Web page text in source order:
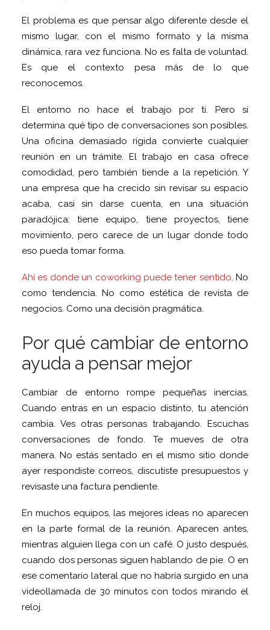
El problema es que pensar algo diferente desde el
mismo lugar, con el mismo formato y la misma
dinámica, rara vez funciona. No es falta de voluntad.
Es que el contexto pesa más de lo que
reconocemos.
El entorno no hace el trabajo por ti. Pero sí
determina qué tipo de conversaciones son posibles.
Una oficina demasiado rígida convierte cualquier
reunión en un trámite. El trabajo en casa ofrece
comodidad, pero también tiende a la repetición. Y
una empresa que ha crecido sin revisar su espacio
acaba, casi sin darse cuenta, en una situación
paradójica: tiene equipo, tiene proyectos, tiene
movimiento, pero carece de un lugar donde todo
eso pueda tomar forma.
Ahí es donde un coworking puede tener sentido. No
como tendencia. No como estética de revista de
negocios. Como una decisión pragmática.
Por qué cambiar de entorno
ayuda a pensar mejor
Cambiar de entorno rompe pequeñas inercias.
Cuando entras en un espacio distinto, tu atención
cambia. Ves otras personas trabajando. Escuchas
conversaciones de fondo. Te mueves de otra
manera. No estás sentado en el mismo sitio donde
ayer respondiste correos, discutiste presupuestos y
revisaste una factura pendiente.
En muchos equipos, las mejores ideas no aparecen
en la parte formal de la reunión. Aparecen antes,
mientras alguien llega con un café. O justo después,
cuando dos personas siguen hablando de pie. O en
ese comentario lateral que no habría surgido en una
videollamada de 30 minutos con todos mirando el
reloj.